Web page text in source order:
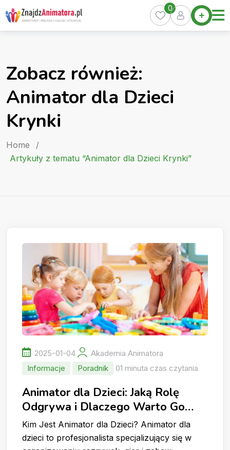
Skip
to
content
Home
Oferty
Kurs
0
Zobacz również:
Animator dla Dzieci
Krynki
Home
/
Artykuły z tematu “Animator dla Dzieci Krynki”
2025-01-04
Akademia Animatora
Informacje
Poradnik 01 minuta czas czytania
Animator dla Dzieci: Jaką Rolę
Odgrywa i Dlaczego Warto Go
Wynająć?
Kim Jest Animator dla Dzieci? Animator dla
dzieci to profesjonalista specjalizujący się w